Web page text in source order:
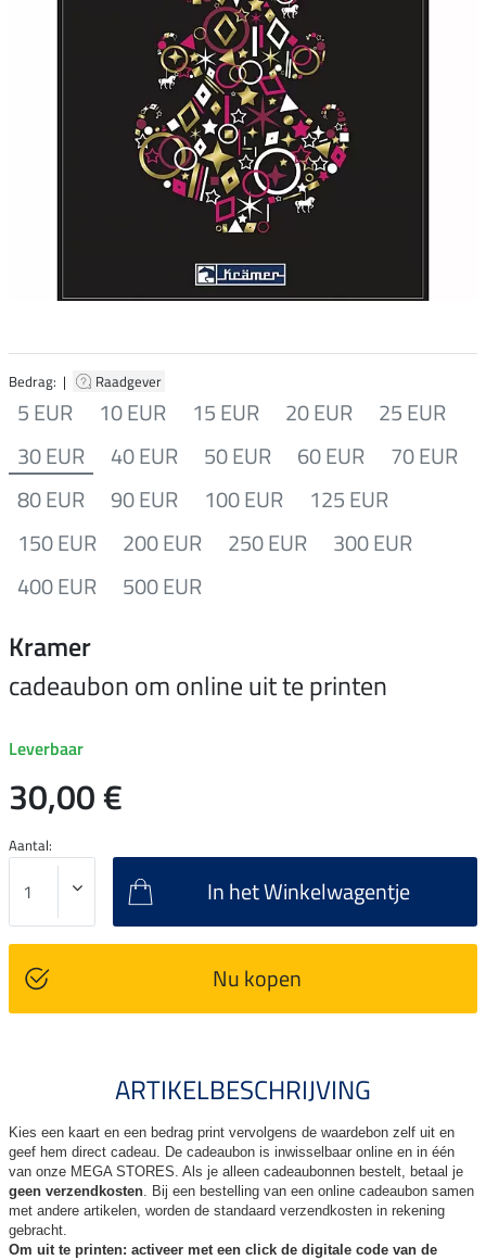
Bedrag: | Raadgever
5 EUR 10 EUR 15 EUR 20 EUR
25 EUR
30 EUR
40 EUR 50 EUR 60 EUR
70 EUR
80 EUR
90 EUR 100 EUR
125 EUR
150 EUR
200 EUR 250 EUR
300 EUR
400 EUR
500 EUR
Kramer
cadeaubon om online uit te printen
Leverbaar
30,00 €
Aantal:
In het Winkelwagentje
Nu kopen
ARTIKELBESCHRIJVING
Kies een kaart en een bedrag print vervolgens de waardebon zelf uit en
geef hem direct cadeau. De cadeaubon is inwisselbaar online en in één
van onze MEGA STORES. Als je alleen cadeaubonnen bestelt, betaal je
geen verzendkosten. Bij een bestelling van een online cadeaubon samen
met andere artikelen, worden de standaard verzendkosten in rekening
gebracht.
Om uit te printen: activeer met een click de digitale code van de